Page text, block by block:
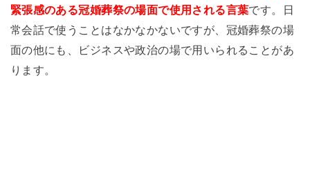
緊張感のある冠婚葬祭の場面で使用される言葉です。日
常会話で使うことはなかなかないですが、冠婚葬祭の場
面の他にも、ビジネスや政治の場で用いられることがあ
ります。